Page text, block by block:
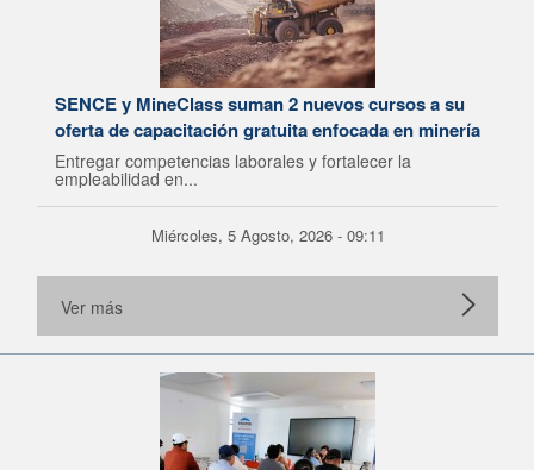
SENCE y MineClass suman 2 nuevos cursos a su
oferta de capacitación gratuita enfocada en minería
Entregar competencias laborales y fortalecer la
empleabilidad en...
Miércoles, 5 Agosto, 2026 - 09:11
Ver más